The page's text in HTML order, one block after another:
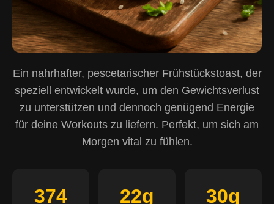
Ein nahrhafter, pescetarischer Frühstückstoast, der
speziell entwickelt wurde, um den Gewichtsverlust
zu unterstützen und dennoch genügend Energie
für deine Workouts zu liefern. Perfekt, um sich am
Morgen vital zu fühlen.
374 22g 30g